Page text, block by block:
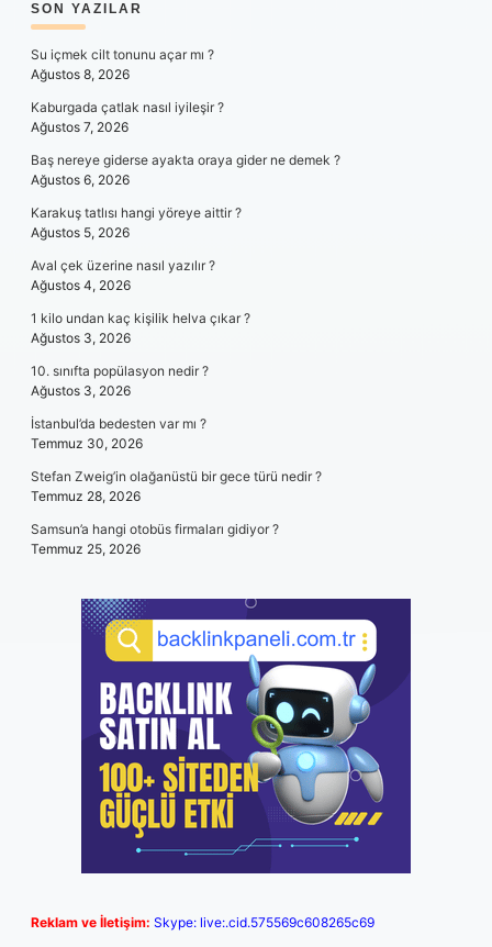
SIDEBAR
SON YAZILAR
Su içmek cilt tonunu açar mı ?
Ağustos 8, 2026
Kaburgada çatlak nasıl iyileşir ?
Ağustos 7, 2026
Baş nereye giderse ayakta oraya gider ne demek ?
Ağustos 6, 2026
Karakuş tatlısı hangi yöreye aittir ?
Ağustos 5, 2026
Aval çek üzerine nasıl yazılır ?
Ağustos 4, 2026
1 kilo undan kaç kişilik helva çıkar ?
Ağustos 3, 2026
10. sınıfta popülasyon nedir ?
Ağustos 3, 2026
İstanbul’da bedesten var mı ?
Temmuz 30, 2026
Stefan Zweig’in olağanüstü bir gece türü nedir ?
Temmuz 28, 2026
Samsun’a hangi otobüs firmaları gidiyor ?
Temmuz 25, 2026
Reklam ve İletişim: Skype: live:.cid.575569c608265c69